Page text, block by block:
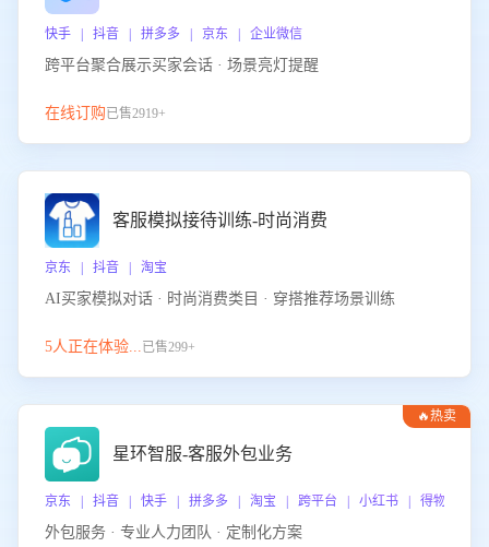
快手 | 抖音 | 拼多多 | 京东 | 企业微信
跨平台聚合展示买家会话 · 场景亮灯提醒
在线订购已售2919+
客服模拟接待训练-时尚消费
京东 | 抖音 | 淘宝
AI买家模拟对话 · 时尚消费类目 · 穿搭推荐场景训练
5人正在体验...已售299+
🔥热卖
星环智服-客服外包业务
京东 | 抖音 | 快手 | 拼多多 | 淘宝 | 跨平台 | 小红书 | 得物 | 企
外包服务 · 专业人力团队 · 定制化方案